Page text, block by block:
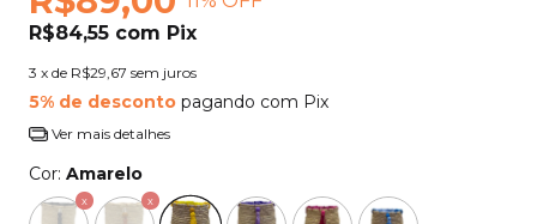
R$84,55 com Pix
3 x de R$29,67 sem juros
5% de desconto pagando com Pix
Ver mais detalhes
Cor: Amarelo